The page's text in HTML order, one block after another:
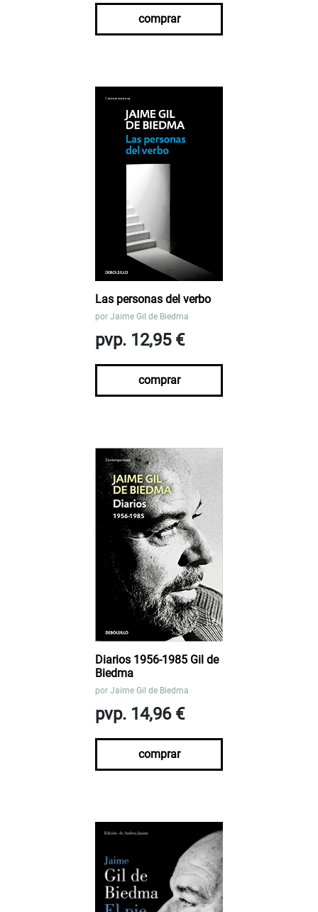
comprar
Las personas del verbo
por Jaime Gil de Biedma
pvp. 12,95 €
comprar
Diarios 1956-1985 Gil de
Biedma
por Jaime Gil de Biedma
pvp. 14,96 €
comprar